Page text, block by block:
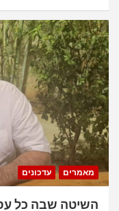
מאמרים עדכונים
השיטה שבה כל